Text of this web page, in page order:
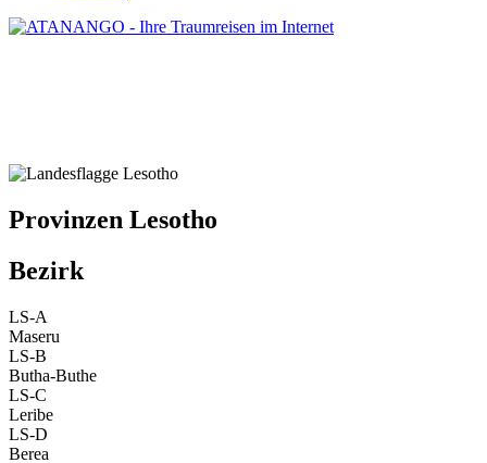
Provinzen Lesotho
Bezirk
LS-A
Maseru
LS-B
Butha-Buthe
LS-C
Leribe
LS-D
Berea